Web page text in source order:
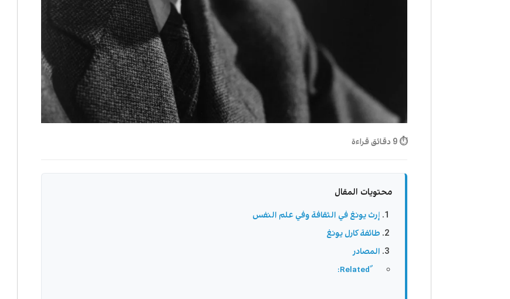
⏱ 9 دقائق قراءة
محتويات المقال
إرث يونغ في الثقافة وفي علم النفس
طائفة كارل يونغ
المصادر